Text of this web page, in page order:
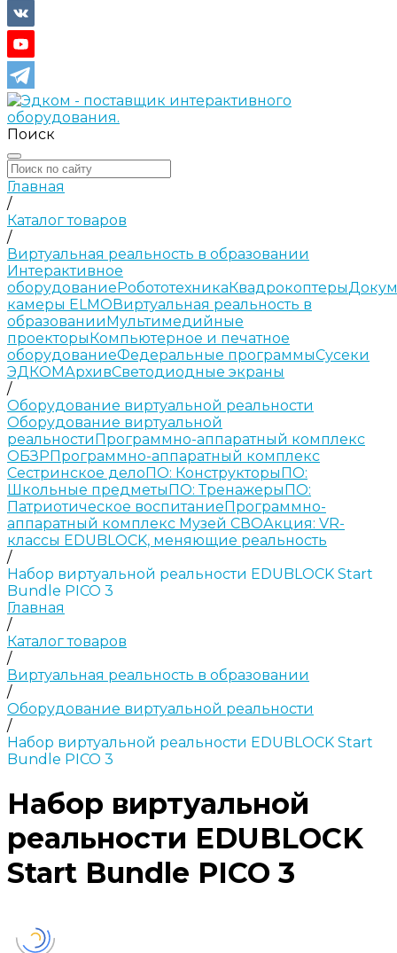
Поиск
Главная
/
Каталог товаров
/
Виртуальная реальность в образовании
Интерактивное
оборудованиеРобототехникаКвадрокоптеры
камеры ELMOВиртуальная реальность в
образованииМультимедийные
проекторыКомпьютерное и печатное
оборудованиеФедеральные программыСусеки
ЭДКОМАрхивСветодиодные экраны
/
Оборудование виртуальной реальности
Оборудование виртуальной
реальностиПрограммно-аппаратный комплекс
ОБЗРПрограммно-аппаратный комплекс
Сестринское делоПО: КонструкторыПО:
Школьные предметыПО: ТренажерыПО:
Патриотическое воспитаниеПрограммно-
аппаратный комплекс Музей СВОАкция: VR-
классы EDUBLOCK, меняющие реальность
/
Набор виртуальной реальности EDUBLOCK Start
Bundle PICO 3
Главная
/
Каталог товаров
/
Виртуальная реальность в образовании
/
Оборудование виртуальной реальности
/
Набор виртуальной реальности EDUBLOCK Start
Bundle PICO 3
Набор виртуальной
реальности EDUBLOCK
Start Bundle PICO 3